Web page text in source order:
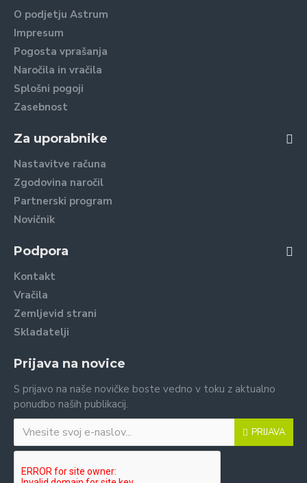
O podjetju Astrum
Impresum
Pogosta vprašanja
Naročila in vračila
Splošni pogoji
Zasebnost
Za uporabnike
Nastavitve računa
Zgodovina naročil
Partnerski program
Novičnik
Podpora
Kontakt
Vračila
Zemljevid strani
Skladatelji
Prijava na novice
S prijavo na naše novičke boste vedno v toku z aktualno
ponudbo naših publikacij.
PRIJAVA